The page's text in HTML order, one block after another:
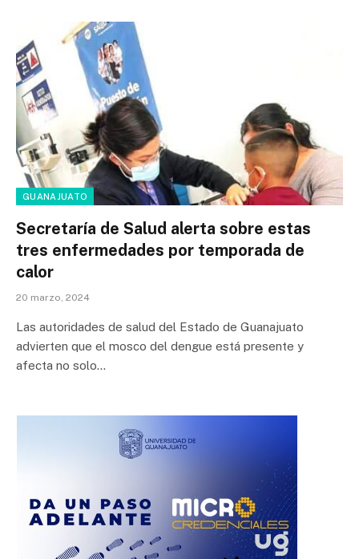
GUANAJUATO
Secretaría de Salud alerta sobre estas
tres enfermedades por temporada de
calor
20 marzo, 2024
Las autoridades de salud del Estado de Guanajuato
advierten que el mosco del dengue está presente y
afecta no solo…